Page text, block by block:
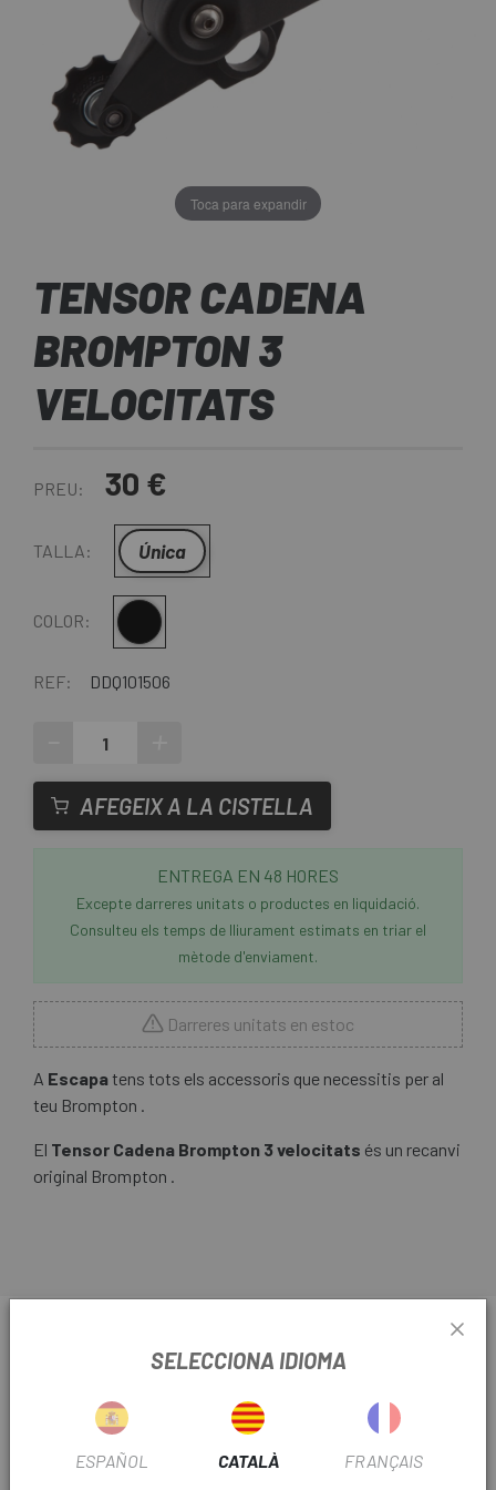
Toca para expandir
TENSOR CADENA
BROMPTON 3
VELOCITATS
PREU: 30 €
TALLA: Única
COLOR: Multi
REF: DDQ101506
AFEGEIX A LA CISTELLA
ENTREGA EN 48 HORES
Excepte darreres unitats o productes en liquidació.
Consulteu els temps de lliurament estimats en triar el
mètode d'enviament.
Darreres unitats en estoc
A Escapatens tots els accessoris que necessitis per al
teu Brompton .
El Tensor Cadena Brompton 3 velocitats és un recanvi
original Brompton .
BROMPTON 3 VELOCITATS
FITXA DE PRODUCTE
TEMPORADA
SELECCIONA IDIOMA
ESPAÑOL CATALÀ FRANÇAIS